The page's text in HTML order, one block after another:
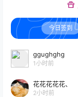
今日签到
ggughghg
1小时前
花花花花花、
2小时前